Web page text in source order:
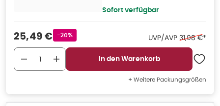
Sofort verfügbar
Verkaufspreis
25,49 € Rabattstempel
-20% UVP/AVP Ehemaliger
31,98 €*
In den Warenkorb
+ Weitere Packungsgrößen